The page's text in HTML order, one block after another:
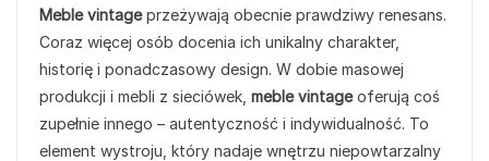
Meble vintageprzeżywają obecnie prawdziwy renesans.
Coraz więcej osób docenia ich unikalny charakter,
historię i ponadczasowy design. W dobie masowej
produkcji i mebli z sieciówek, meble vintageoferują coś
zupełnie innego – autentyczność i indywidualność. To
element wystroju, który nadaje wnętrzu niepowtarzalny